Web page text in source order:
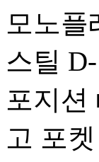
모노플
스틸
포지션
고 포